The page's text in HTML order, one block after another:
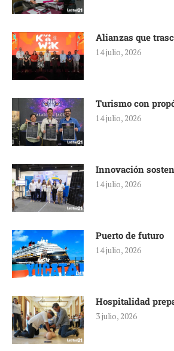
Alianzas que
14 julio, 2026
Turismo con
14 julio, 2026
Innovación
14 julio, 2026
Puerto de futuro
14 julio, 2026
Hospitalidad
3 julio, 2026